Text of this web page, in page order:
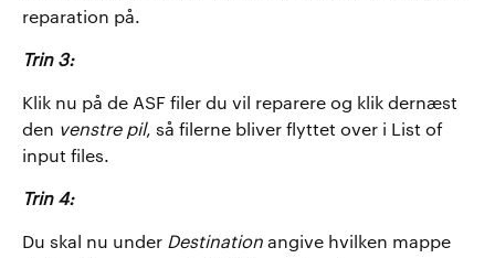
reparation på.
Trin 3:
Klik nu på de ASF filer du vil reparere og klik dernæst
den venstre pil, så filerne bliver flyttet over i List of
input files.
Trin 4:
Du skal nu under Destination angive hvilken mappe